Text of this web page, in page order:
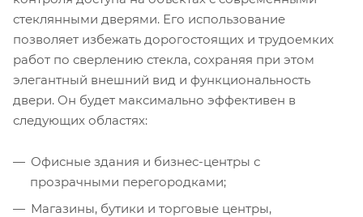
стеклянными дверями. Его использование
позволяет избежать дорогостоящих и трудоемких
работ по сверлению стекла, сохраняя при этом
элегантный внешний вид и функциональность
двери. Он будет максимально эффективен в
следующих областях:
Офисные здания и бизнес-центры с
прозрачными перегородками;
Магазины, бутики и торговые центры,